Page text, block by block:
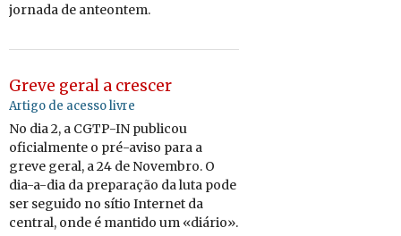
jor­nada de an­te­ontem.
Greve geral a crescer
Artigo de acesso livre
No dia 2, a CGTP-IN pu­blicou
ofi­ci­al­mente o pré-aviso para a
greve geral, a 24 de No­vembro. O
dia-a-dia da pre­pa­ração da luta pode
ser se­guido no sítio In­ternet da
cen­tral, onde é man­tido um «diário».